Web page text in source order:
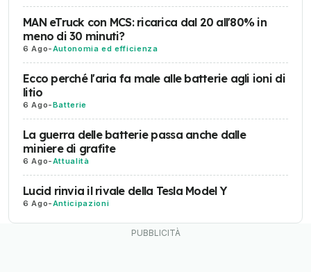
MAN eTruck con MCS: ricarica dal 20 all'80% in
meno di 30 minuti?
6 Ago-Autonomia ed efficienza
Ecco perché l'aria fa male alle batterie agli ioni di
litio
6 Ago-Batterie
La guerra delle batterie passa anche dalle
miniere di grafite
6 Ago-Attualità
Lucid rinvia il rivale della Tesla Model Y
6 Ago-Anticipazioni